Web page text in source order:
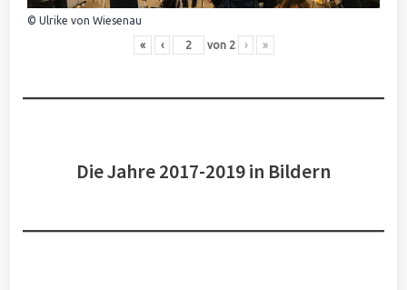
© Ulrike von Wiesenau
« ‹ von 2 › »
Die Jahre 2017-2019 in Bildern